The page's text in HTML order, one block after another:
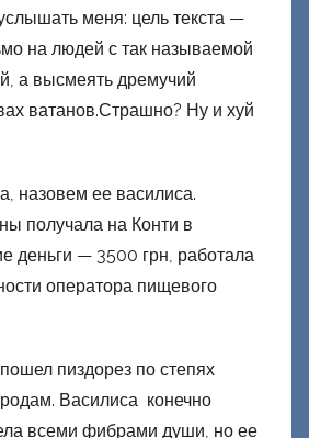
Ф
а
к
меня: цель текста —
на людей с так называемой
а высмеять дремучий
ватанов.Страшно? Ну и хуй
назовем ее василиса.
получала на Конти в
деньги — 3500 грн, работала
оператора пищевого
пиздорез по степях
Василиса конечно
всеми фибрами души, но ее